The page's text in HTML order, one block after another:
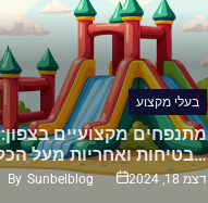
בעלי מקצוע
מתנפחים מקצועיים בצפון:
בטיחות ואחריות מעל הכל…
By Sunbelblog דצמ 18, 2024